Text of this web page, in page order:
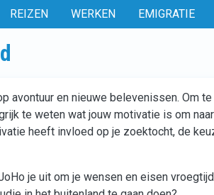
REIZEN WERKEN EMIGRATIE
avontuur en nieuwe belevenissen. Om
te weten wat jouw motivatie is om
heeft invloed op je zoektocht, de
je uit om je wensen en eisen